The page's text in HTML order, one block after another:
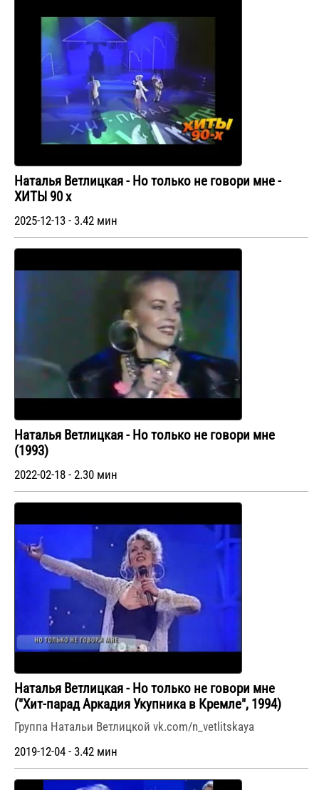
Наталья Ветлицкая - Но только не говори мне -
ХИТЫ 90 х
2025-12-13 - 3.42 мин
Наталья Ветлицкая - Но только не говори мне
(1993)
2022-02-18 - 2.30 мин
Наталья Ветлицкая - Но только не говори мне
("Хит-парад Аркадия Укупника в Кремле", 1994)
Группа Натальи Ветлицкой vk.com/n_vetlitskaya
2019-12-04 - 3.42 мин